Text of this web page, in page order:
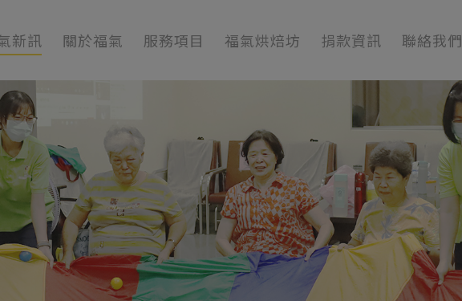
新訊 關於福氣 服務項目 福氣烘焙坊 捐款資訊 聯絡我們